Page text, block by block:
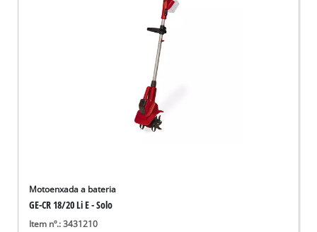
Motoenxada a bateria
GE-CR 18/20 Li E - Solo
Item nº.: 3431210